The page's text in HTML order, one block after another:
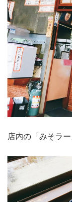
店内の「みそラ